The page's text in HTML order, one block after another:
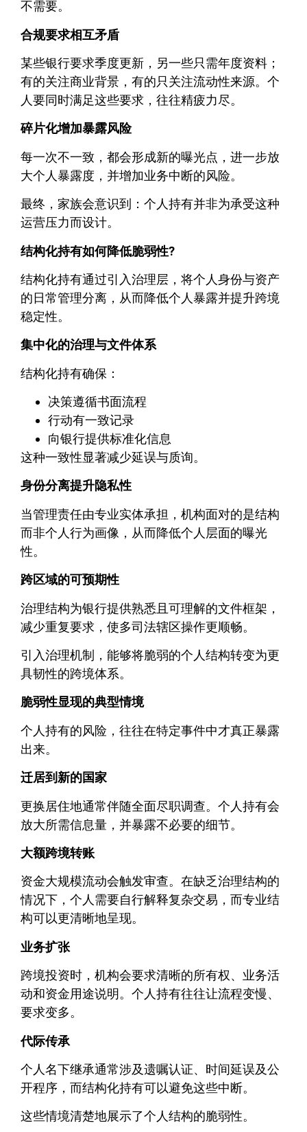
不需要。
合规要求相互矛盾
某些银行要求季度更新，另一些只需年度资料；
有的关注商业背景，有的只关注流动性来源。个
人要同时满足这些要求，往往精疲力尽。
碎片化增加暴露风险
每一次不一致，都会形成新的曝光点，进一步放
大个人暴露度，并增加业务中断的风险。
最终，家族会意识到：个人持有并非为承受这种
运营压力而设计。
结构化持有如何降低脆弱性?
结构化持有通过引入治理层，将个人身份与资产
的日常管理分离，从而降低个人暴露并提升跨境
稳定性。
集中化的治理与文件体系
结构化持有确保：
决策遵循书面流程
行动有一致记录
向银行提供标准化信息
这种一致性显著减少延误与质询。
身份分离提升隐私性
当管理责任由专业实体承担，机构面对的是结构
而非个人行为画像，从而降低个人层面的曝光
性。
跨区域的可预期性
治理结构为银行提供熟悉且可理解的文件框架，
减少重复要求，使多司法辖区操作更顺畅。
引入治理机制，能够将脆弱的个人结构转变为更
具韧性的跨境体系。
脆弱性显现的典型情境
个人持有的风险，往往在特定事件中才真正暴露
出来。
迁居到新的国家
更换居住地通常伴随全面尽职调查。个人持有会
放大所需信息量，并暴露不必要的细节。
大额跨境转账
资金大规模流动会触发审查。在缺乏治理结构的
情况下，个人需要自行解释复杂交易，而专业结
构可以更清晰地呈现。
业务扩张
跨境投资时，机构会要求清晰的所有权、业务活
动和资金用途说明。个人持有往往让流程变慢、
要求变多。
代际传承
个人名下继承通常涉及遗嘱认证、时间延误及公
开程序，而结构化持有可以避免这些中断。
这些情境清楚地展示了个人结构的脆弱性。